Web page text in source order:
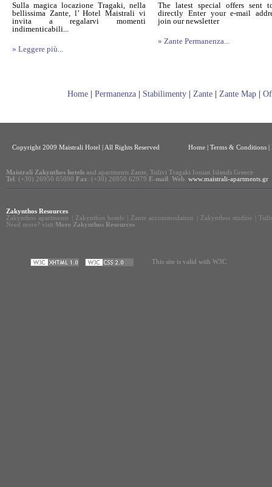
Sulla magica locazione Tragaki, nella
bellissima Zante, l’ Hotel Maistrali vi
invita a regalarvi momenti
indimenticabili...
» Leggere più...
The latest special offers sent
directly Enter your e-mail
join our newsletter
» Zante Permanenza...
Home| Permanenza| Stabilimenty| Zante| Zante Map|
Copyright 2009 Maistrali Hotel | All Rights Reserved Home | Terms & Conditions |
Maistrali Zakynthos hotels and apartments Zante, Tsilivi Tragaki Ionian Islands Greece
Tel . (+30) 26950 65090 Fax . (+30) 26950 62979 E-mail Web www.maistrali-apartments.gr
Zakynthos Resources
Zakynthos apartments
Zakynthos hotels Zante accommodation Zakynthos studios
Need more? visit More Zakynthos Resources
This site is valid with W3C